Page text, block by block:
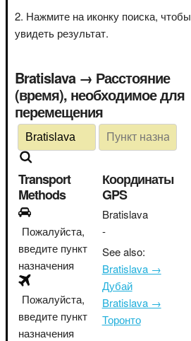
Нажмите на иконку поиска, чтобы
увидеть результат.
Bratislava → Расстояние
(время), необходимое для
перемещения
Transport
Methods
Пожалуйста,
введите пункт
назначения
Пожалуйста,
введите пункт
назначения
Координаты
GPS
Bratislava
-
See also:
Bratislava →
Дубай
Bratislava →
Торонто